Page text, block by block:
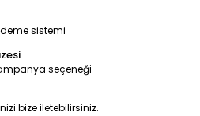
sistemi
seçeneği
bize iletebilirsiniz.